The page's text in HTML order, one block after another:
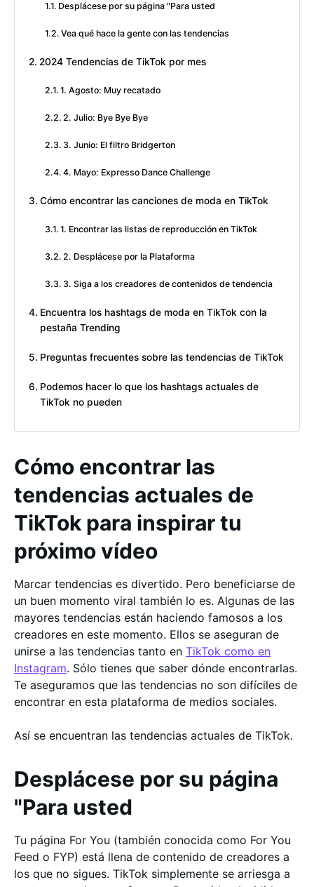
Desplácese por su página "Para usted
Vea qué hace la gente con las tendencias
2024 Tendencias de TikTok por mes
1. Agosto: Muy recatado
2. Julio: Bye Bye Bye
3. Junio: El filtro Bridgerton
4. Mayo: Expresso Dance Challenge
Cómo encontrar las canciones de moda en TikTok
1. Encontrar las listas de reproducción en TikTok
2. Desplácese por la Plataforma
3. Siga a los creadores de contenidos de tendencia
Encuentra los hashtags de moda en TikTok con la
pestaña Trending
Preguntas frecuentes sobre las tendencias de TikTok
Podemos hacer lo que los hashtags actuales de
TikTok no pueden
Cómo encontrar las
tendencias actuales de
TikTok para inspirar tu
próximo vídeo
Marcar tendencias es divertido. Pero beneficiarse de
un buen momento viral también lo es. Algunas de las
mayores tendencias están haciendo famosos a los
creadores en este momento. Ellos se aseguran de
unirse a las tendencias tanto en TikTok como en
Instagram. Sólo tienes que saber dónde encontrarlas.
Te aseguramos que las tendencias no son difíciles de
encontrar en esta plataforma de medios sociales.
Así se encuentran las tendencias actuales de TikTok.
Desplácese por su página
"Para usted
Tu página For You (también conocida como For You
Feed o FYP) está llena de contenido de creadores a
los que no sigues. TikTok simplemente se arriesga a